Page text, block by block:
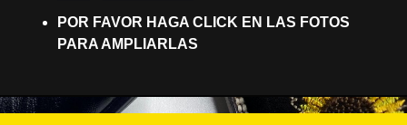
POR FAVOR HAGA CLICK EN LAS FOTOS
PARA AMPLIARLAS